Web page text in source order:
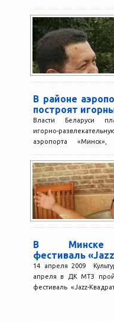
В районе
построят
Власти Беларуси
игорно-
аэропорта «Минск»,
Представитель
туризма...
В Минске
фестиваль
14 апреля 2009
апреля в ДК МТЗ
фестиваль «Jazz-